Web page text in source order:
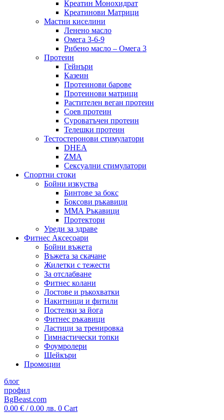
Креатин Монохидрат
Креатинови Матрици
Мастни киселини
Ленено масло
Омега 3-6-9
Рибено масло – Омега 3
Протеин
Гейнъри
Казеин
Протеинови барове
Протеинови матрици
Растителен веган протеин
Соев протеин
Суроватъчен протеин
Телешки протеин
Тестостеронови стимулатори
DHEA
ZMA
Сексуални стимулатори
Спортни стоки
Бойни изкуства
Бинтове за бокс
Боксови ръкавици
ММА Ръкавици
Протектори
Уреди за здраве
Фитнес Аксесоари
Бойни въжета
Въжета за скачане
Жилетки с тежести
За отслабване
Фитнес колани
Лостове и ръкохватки
Накитници и фитили
Постелки за йога
Фитнес ръкавици
Ластици за тренировка
Гимнастически топки
Фоумролери
Шейкъри
Промоции
блог
профил
BgBeast.com
0.00 € / 0.00 лв. 0 Cart